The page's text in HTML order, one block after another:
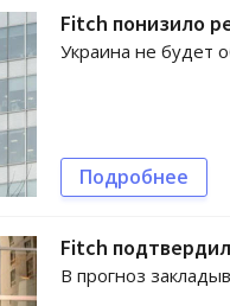
Fitch понизило
Украина не будет
Подробнее
Fitch
В прогноз